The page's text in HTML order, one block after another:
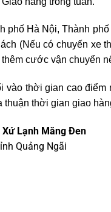
phố Hà Nội, Thành
(Nếu có chuyến xe
cước vận chuyển
vào thời gian cao
thuận thời gian giao
Xứ Lạnh Măng Đen
Quảng Ngãi